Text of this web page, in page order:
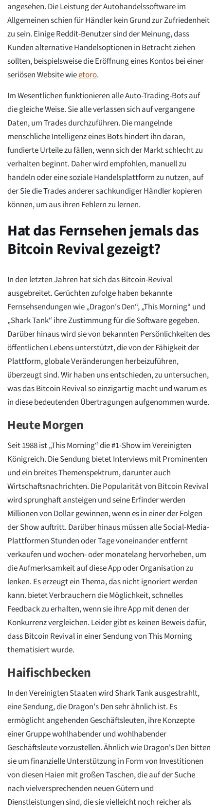
angesehen. Die Leistung der Autohandelssoftware im
Allgemeinen schien für Händler kein Grund zur Zufriedenheit
zu sein. Einige Reddit-Benutzer sind der Meinung, dass
Kunden alternative Handelsoptionen in Betracht ziehen
sollten, beispielsweise die Eröffnung eines Kontos bei einer
seriösen Website wieetoro.
Im Wesentlichen funktionieren alle Auto-Trading-Bots auf
die gleiche Weise. Sie alle verlassen sich auf vergangene
Daten, um Trades durchzuführen. Die mangelnde
menschliche Intelligenz eines Bots hindert ihn daran,
fundierte Urteile zu fällen, wenn sich der Markt schlecht zu
verhalten beginnt. Daher wird empfohlen, manuell zu
handeln oder eine soziale Handelsplattform zu nutzen, auf
der Sie die Trades anderer sachkundiger Händler kopieren
können, um aus ihren Fehlern zu lernen.
Hat das Fernsehen jemals das
Bitcoin Revival gezeigt?
In den letzten Jahren hat sich das Bitcoin-Revival
ausgebreitet. Gerüchten zufolge haben bekannte
Fernsehsendungen wie „Dragon's Den“, „This Morning“ und
„Shark Tank“ ihre Zustimmung für die Software gegeben.
Darüber hinaus wird sie von bekannten Persönlichkeiten des
öffentlichen Lebens unterstützt, die von der Fähigkeit der
Plattform, globale Veränderungen herbeizuführen,
überzeugt sind. Wir haben uns entschieden, zu untersuchen,
was das Bitcoin Revival so einzigartig macht und warum es
in diese bedeutenden Übertragungen aufgenommen wurde.
Heute Morgen
Seit 1988 ist „This Morning“ die #1-Show im Vereinigten
Königreich. Die Sendung bietet Interviews mit Prominenten
und ein breites Themenspektrum, darunter auch
Wirtschaftsnachrichten. Die Popularität von Bitcoin Revival
wird sprunghaft ansteigen und seine Erfinder werden
Millionen von Dollar gewinnen, wenn es in einer der Folgen
der Show auftritt. Darüber hinaus müssen alle Social-Media-
Plattformen Stunden oder Tage voneinander entfernt
verkaufen und wochen- oder monatelang hervorheben, um
die Aufmerksamkeit auf diese App oder Organisation zu
lenken. Es erzeugt ein Thema, das nicht ignoriert werden
kann. bietet Verbrauchern die Möglichkeit, schnelles
Feedback zu erhalten, wenn sie ihre App mit denen der
Konkurrenz vergleichen. Leider gibt es keinen Beweis dafür,
dass Bitcoin Revival in einer Sendung von This Morning
thematisiert wurde.
Haifischbecken
In den Vereinigten Staaten wird Shark Tank ausgestrahlt,
eine Sendung, die Dragon's Den sehr ähnlich ist. Es
ermöglicht angehenden Geschäftsleuten, ihre Konzepte
einer Gruppe wohlhabender und wohlhabender
Geschäftsleute vorzustellen. Ähnlich wie Dragon's Den bitten
sie um finanzielle Unterstützung in Form von Investitionen
von diesen Haien mit großen Taschen, die auf der Suche
nach vielversprechenden neuen Gütern und
Dienstleistungen sind, die sie vielleicht noch reicher als